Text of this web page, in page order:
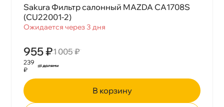
Sakura Фильтр салонный MAZDA CA1708S
(CU22001-2)
Ожидается через 3 дня
955 ₽1 005 ₽
239
₽
корзину